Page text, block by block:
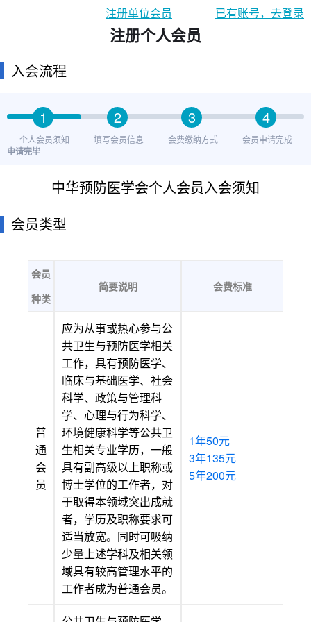
注册个人会员
注册单位会员 已有账号，去登录
入会流程
1
个人会员须知
2
填写会员信息
3
会费缴纳方式
4
会员申请完成
申请完毕
中华预防医学会个人会员入会须知
会员类型
会员
种类
简要说明 会费标准
普
通
会
员
应为从事或热心参与公
共卫生与预防医学相关
工作，具有预防医学、
临床与基础医学、社会
科学、政策与管理科
学、心理与行为科学、
环境健康科学等公共卫
生相关专业学历，一般
具有副高级以上职称或
博士学位的工作者，对
于取得本领域突出成就
者，学历及职称要求可
适当放宽。同时可吸纳
少量上述学科及相关领
域具有较高管理水平的
工作者成为普通会员。
1年50元
3年135元
5年200元